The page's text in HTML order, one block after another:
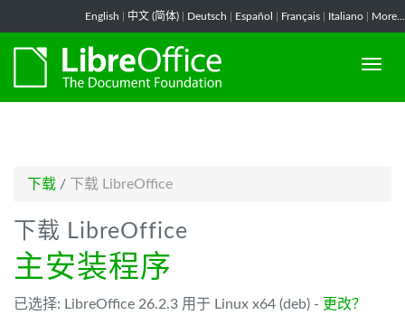
English 中文 (简体) Deutsch Español Français Italiano More...
下载 / 下载 LibreOffice
下载 LibreOffice
主安装程序
已选择: LibreOffice 26.2.3 用于 Linux x64 (deb) - 更改？